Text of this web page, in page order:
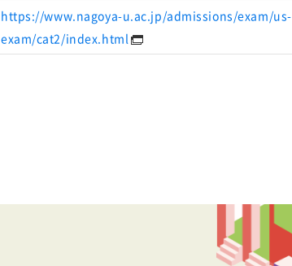
https://www.nagoya-u.ac.jp/admissions/exam/us-
exam/cat2/index.html